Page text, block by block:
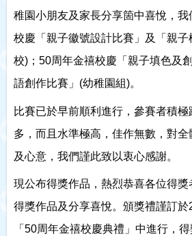
稚園小朋友及家長分享箇中喜悅，
校慶「親子徽號設計比賽」及「親
校)；50周年金禧校慶「親子填色及
語創作比賽」(幼稚園組)。
比賽已於早前順利進行，參賽者積
多，而且水準極高，佳作無數，對
及心意，我們謹此致以衷心感謝。
現公布得獎作品，熱烈恭喜各位得
得獎作品及分享喜悅。頒獎禮謹訂
「50周年金禧校慶典禮」中進行，